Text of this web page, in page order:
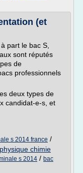
(et
part le bac S,
sont réputés
de
professionnels
deux types de
candidat-e-s, et
s 2014 france /
chimie
s 2014 / bac